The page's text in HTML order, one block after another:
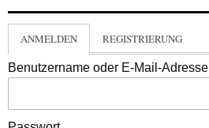
ANMELDEN REGISTRIERUNG
Benutzername oder E-Mail-Adresse